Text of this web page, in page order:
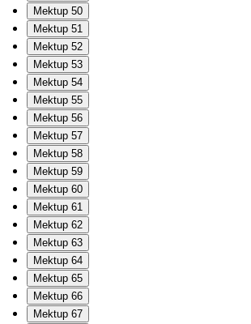
Mektup 50
Mektup 51
Mektup 52
Mektup 53
Mektup 54
Mektup 55
Mektup 56
Mektup 57
Mektup 58
Mektup 59
Mektup 60
Mektup 61
Mektup 62
Mektup 63
Mektup 64
Mektup 65
Mektup 66
Mektup 67